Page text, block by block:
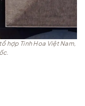
hợp Tinh Hoa Việt Nam,